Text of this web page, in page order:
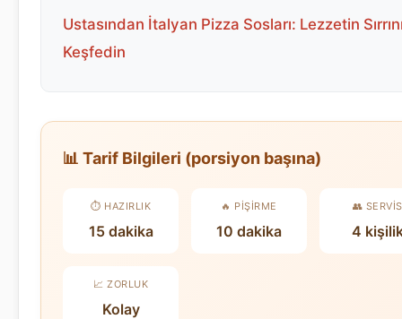
Ustasından İtalyan Pizza Sosları: Lezzetin
Keşfedin
📊 Tarif Bilgileri (porsiyon başına)
⏱️ HAZIRLIK
15 dakika
🔥 PIŞIRME
10 dakika
👥 SERVIS
4
📈 ZORLUK
Kolay